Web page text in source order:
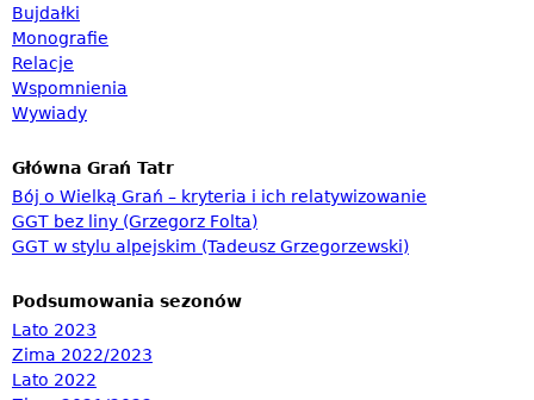
Bujdałki
Monografie
Relacje
Wspomnienia
Wywiady
Główna Grań Tatr
Bój o Wielką Grań – kryteria i ich relatywizowanie
GGT bez liny (Grzegorz Folta)
GGT w stylu alpejskim (Tadeusz Grzegorzewski)
Podsumowania sezonów
Lato 2023
Zima 2022/2023
Lato 2022